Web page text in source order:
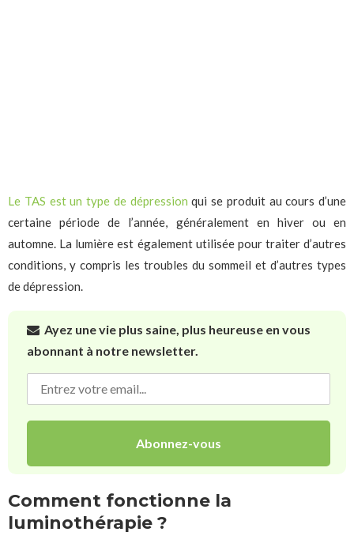
Le TAS est un type de dépression qui se produit au cours d’une
certaine période de l’année, généralement en hiver ou en
automne. La lumière est également utilisée pour traiter d’autres
conditions, y compris les troubles du sommeil et d’autres types
de dépression.
Ayez une vie plus saine, plus heureuse en vous
abonnant à notre newsletter.
Comment fonctionne la
luminothérapie ?